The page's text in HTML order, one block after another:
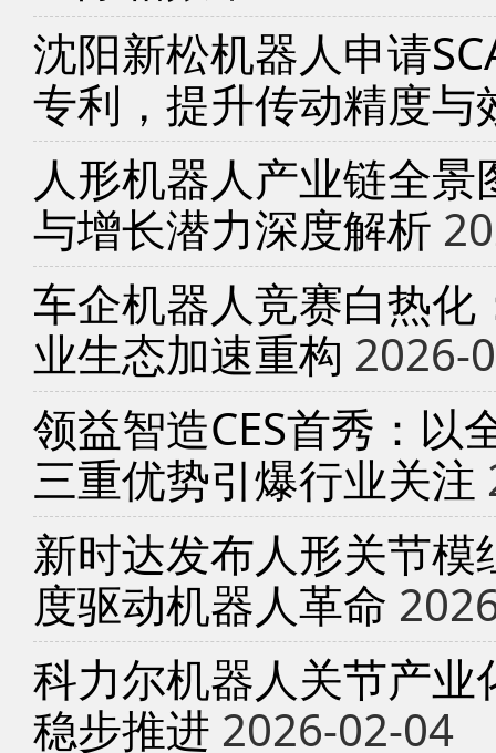
沈阳新松机器人申请
专利，提升传动精度与
人形机器人产业链全
与增长潜力深度解析
车企机器人竞赛白热
业生态加速重构 2026-
领益智造CES首秀：以
三重优势引爆行业关注
新时达发布人形关节
度驱动机器人革命
科力尔机器人关节产
稳步推进 2026-02-04